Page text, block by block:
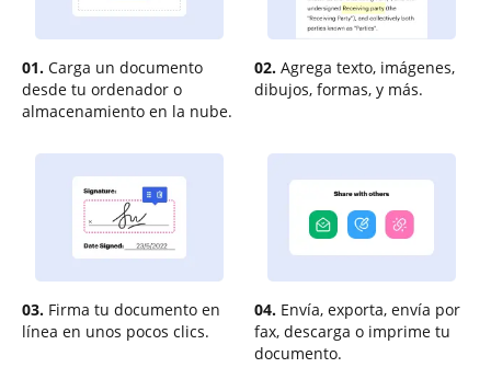
01. Carga un documento
desde tu ordenador o
almacenamiento en la nube.
02. Agrega texto, imágenes,
dibujos, formas, y más.
03. Firma tu documento en
línea en unos pocos clics.
04. Envía, exporta, envía por
fax, descarga o imprime tu
documento.